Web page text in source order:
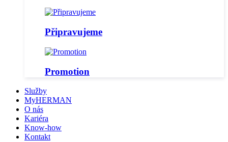
Připravujeme
Promotion
Služby
MyHERMAN
O nás
Kariéra
Know-how
Kontakt